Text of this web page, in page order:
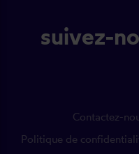
suivez-
Contactez-
Politique de